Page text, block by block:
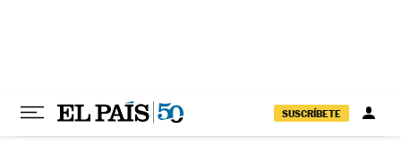
SUSCRÍBETE